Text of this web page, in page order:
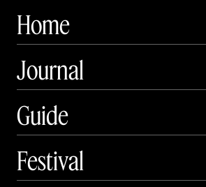
Home
Journal
Guide
Festival